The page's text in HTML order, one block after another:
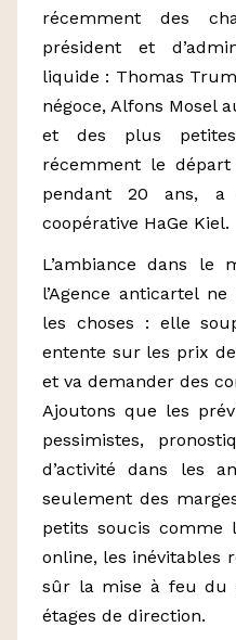
récemment des
président et
liquide : Thomas
négoce, Alfons Mosel
et des plus
récemment le
pendant 20 ans,
coopérative HaGe Kiel.
L’ambiance dans le
l’Agence anticartel
les choses : elle
entente sur les prix
et va demander des
Ajoutons que les
pessimistes,
d’activité dans les
seulement des
petits soucis comme
online, les inévitables
sûr la mise à feu du
étages de direction.